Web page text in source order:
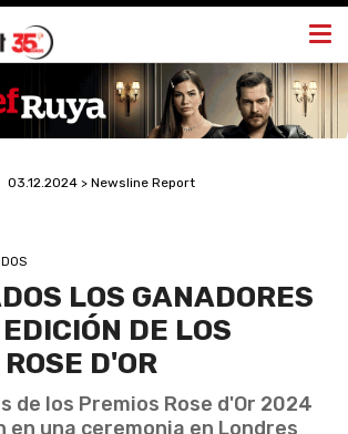
03.12.2024 > Newsline Report
LOS GANADORES
DE LOS
D'OR
de los Premios Rose d'Or 2024
en una ceremonia en Londres